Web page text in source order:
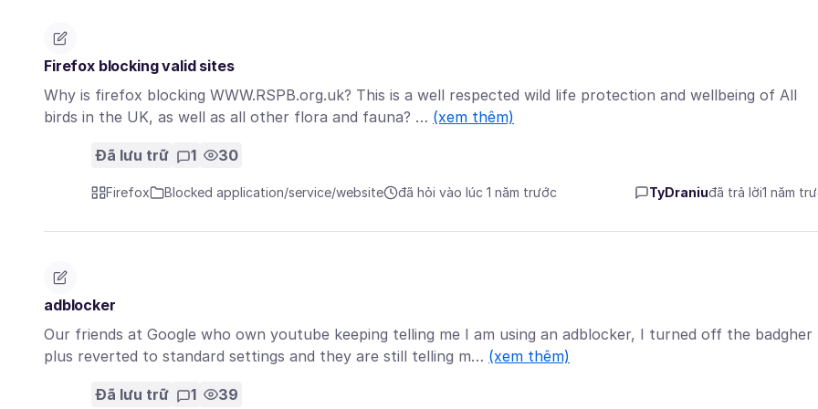
Firefox blocking valid sites
Why is firefox blocking WWW.RSPB.org.uk? This is a well respected wild life protection and wellbeing of All
birds in the UK, as well as all other flora and fauna? … (xem thêm)
Đã lưu trữ 1 30
Firefox Blocked application/service/website đã hỏi vào lúc 1 năm trước TyDraniuđã trả lời1 năm
adblocker
Our friends at Google who own youtube keeping telling me I am using an adblocker, I turned off the badgher
plus reverted to standard settings and they are still telling m… (xem thêm)
Đã lưu trữ 1 39